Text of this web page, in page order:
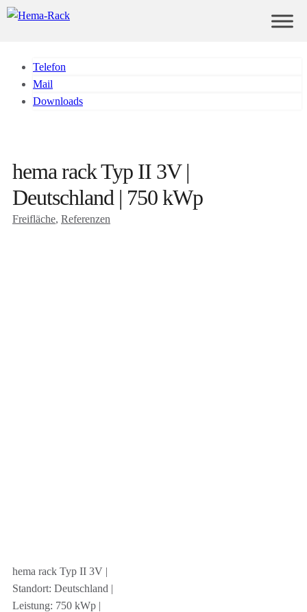
Telefon
Mail
Downloads
hema rack Typ II 3V |
Deutschland | 750 kWp
Freifläche, Referenzen
hema rack Typ II 3V |
Standort: Deutschland |
Leistung: 750 kWp |